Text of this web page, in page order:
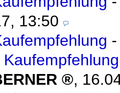
13:50
Kaufempfehlung
,